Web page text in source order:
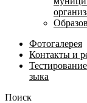
Фотогалерея
Контакты и
зыка
Поиск